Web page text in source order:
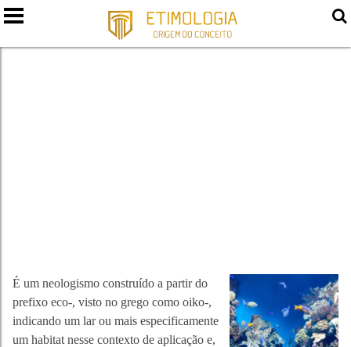
ECOSSISTEMA
É um neologismo construído a partir do
prefixo eco-, visto no grego como oiko-,
indicando um lar ou mais especificamente
um habitat nesse contexto de aplicação e,